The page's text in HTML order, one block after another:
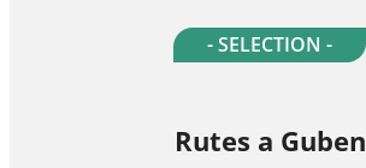
- SELECTION -
Rutes a Guben